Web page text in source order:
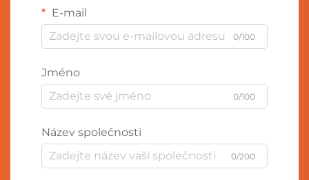
E-mail
0/100
Jméno
0/100
Název společnosti
0/200